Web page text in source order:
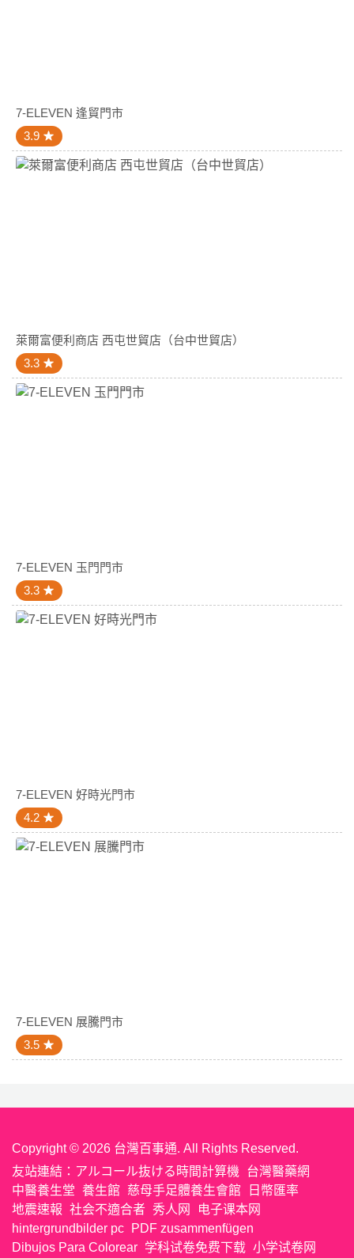
7-ELEVEN 逢貿門市
3.9
萊爾富便利商店 西屯世貿店（台中世貿店）
3.3
7-ELEVEN 玉門門市
3.3
7-ELEVEN 好時光門市
4.2
7-ELEVEN 展騰門市
3.5
Copyright © 2026 台灣百事通. All Rights Reserved.
友站連結： アルコール抜ける時間計算機
台灣醫藥網
中醫養生堂 養生館 慈母手足體養生會館
日幣匯率
地震速報 社会不適合者 秀人网
电子课本网
hintergrundbilder pc
PDF zusammenfügen
Dibujos Para Colorear 学科试卷免费下载 小学试卷网